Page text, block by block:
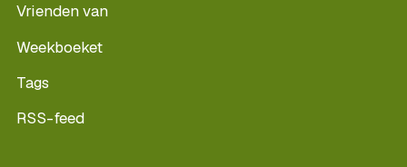
Vrienden van
Weekboeket
Tags
RSS-feed